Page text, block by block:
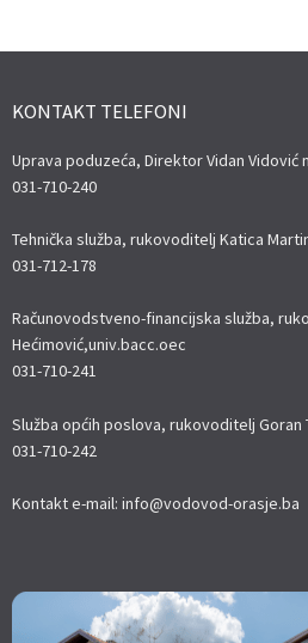
KONTAKT TELEFONI
Uprava poduzeća, Direktor Vidan Vidović
031-710-240
Tehnička služba, rukovoditelj Katica
031-712-178
Računovodstveno-financijska služba,
Hećimović,univ.bacc.oec
031-710-241
Služba općih poslova, rukovoditelj Goran
031-710-242
Kontakt e-mail: info@vodovod-orasje.ba